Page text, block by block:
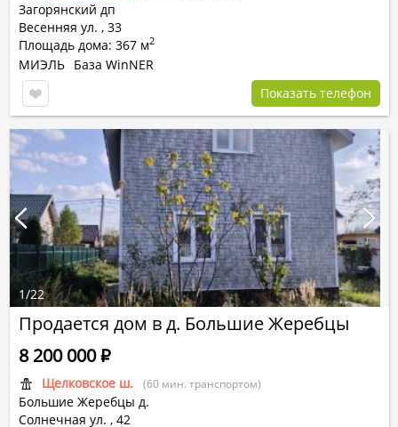
Загорянский дп
Весенняя ул. , 33
Площадь дома: 367 м2
МИЭЛЬ База WinNER
Показать телефон
Продается дом в д. Большие Жеребцы
Щелковское ш. (60 мин. транспортом)
Большие Жеребцы д.
Солнечная ул. , 42
8 200 000Р
1/22